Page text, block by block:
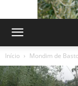
Início Mondim de